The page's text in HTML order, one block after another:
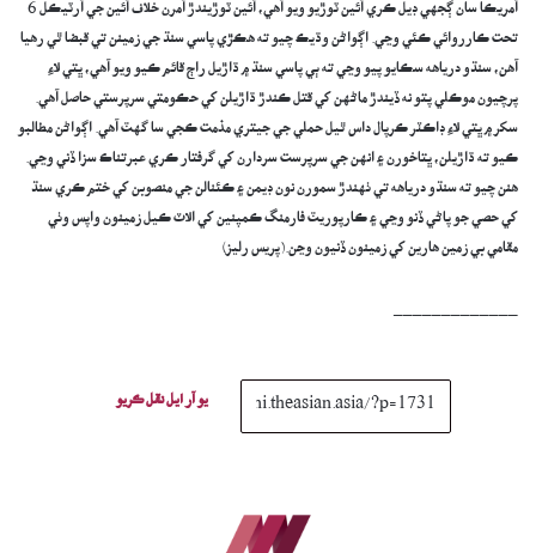
آمريڪا سان ڳجهي ڊيل ڪري آئين ٽوڙيو ويو آهي، آئين ٽوڙيندڙ آمرن خلاف آئين جي آرٽيڪل 6
تحت ڪارروائي ڪئي وڃي. اڳواڻن وڌيڪ چيو ته هڪڙي پاسي سنڌ جي زمينن تي قبضا ٿي رهيا
آهن، سنڌو درياهه سڪايو پيو وڃي ته ٻي پاسي سنڌ ۾ ڌاڙيل راڄ قائم ڪيو ويو آهي، ڀتي لاءِ
پرچيون موڪلي پتو نه ڏيندڙ ماڻهن کي قتل ڪندڙ ڌاڙيلن کي حڪومتي سرپرستي حاصل آهي.
سکر ۾ ڀتي لاءِ ڊاڪٽر ڪرپال داس ٿيل حملي جي جيتري مذمت ڪجي سا گهٽ آهي. اڳواڻن مطالبو
ڪيو ته ڌاڙيلن، ڀتاخورن ۽ انهن جي سرپرست سردارن کي گرفتار ڪري عبرتناڪ سزا ڏني وڃي.
هنن چيو ته سنڌو درياهه تي ٺهندڙ سمورن نون ڊيمن ۽ ڪئنالن جي منصوبن کي ختم ڪري سنڌ
کي حصي جو پاڻي ڏنو وڃي ۽ ڪارپوريٽ فارمنگ ڪمپنين کي الاٽ ڪيل زمينون واپس وٺي
مقامي بي زمين هارين کي زمينون ڏنيون وڃن.(پريس رليز)
يو آر ايل نقل ڪريو